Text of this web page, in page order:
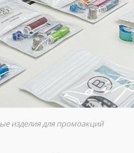
изделия для промоакций